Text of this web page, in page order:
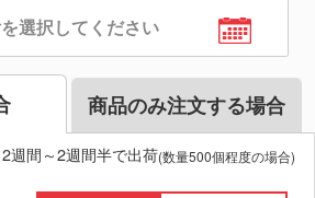
商品のみ注文する場合
週間～2週間半で出荷(数量500個程度の場合)